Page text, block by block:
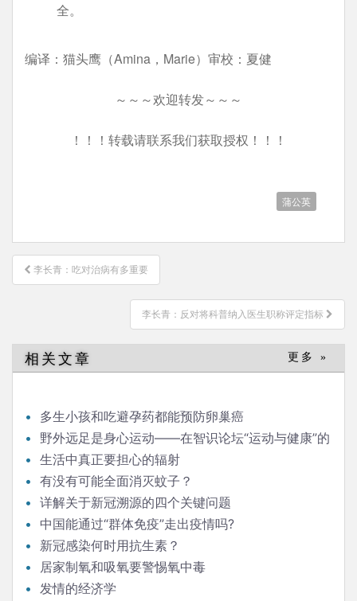
全。
编译：猫头鹰（Amina，Marie）审校：夏健
～～～欢迎转发～～～
！！！转载请联系我们获取授权！！！
蒲公英
文
章
李长青：吃对治病有多重要
李长青：反对将科普纳入医生职称评定指标
相关文章 更多 »
多生小孩和吃避孕药都能预防卵巢癌
野外远足是身心运动——在智识论坛“运动与健康”的
发言生活中真正要担心的辐射
有没有可能全面消灭蚊子？
详解关于新冠溯源的四个关键问题
中国能通过“群体免疫”走出疫情吗?
新冠感染何时用抗生素？
居家制氧和吸氧要警惕氧中毒
发情的经济学